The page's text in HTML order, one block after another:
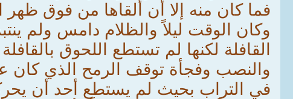
فما كان منه إلا أن ألقاها من فوق ظهر
وكان الوقت ليلاً والظلام دامس ولم
القافلة لكنها لم تستطع اللحوق
والنصب وفجأة توقف الرمح الذي كان
في التراب بحيث لم يستطع أحد أن